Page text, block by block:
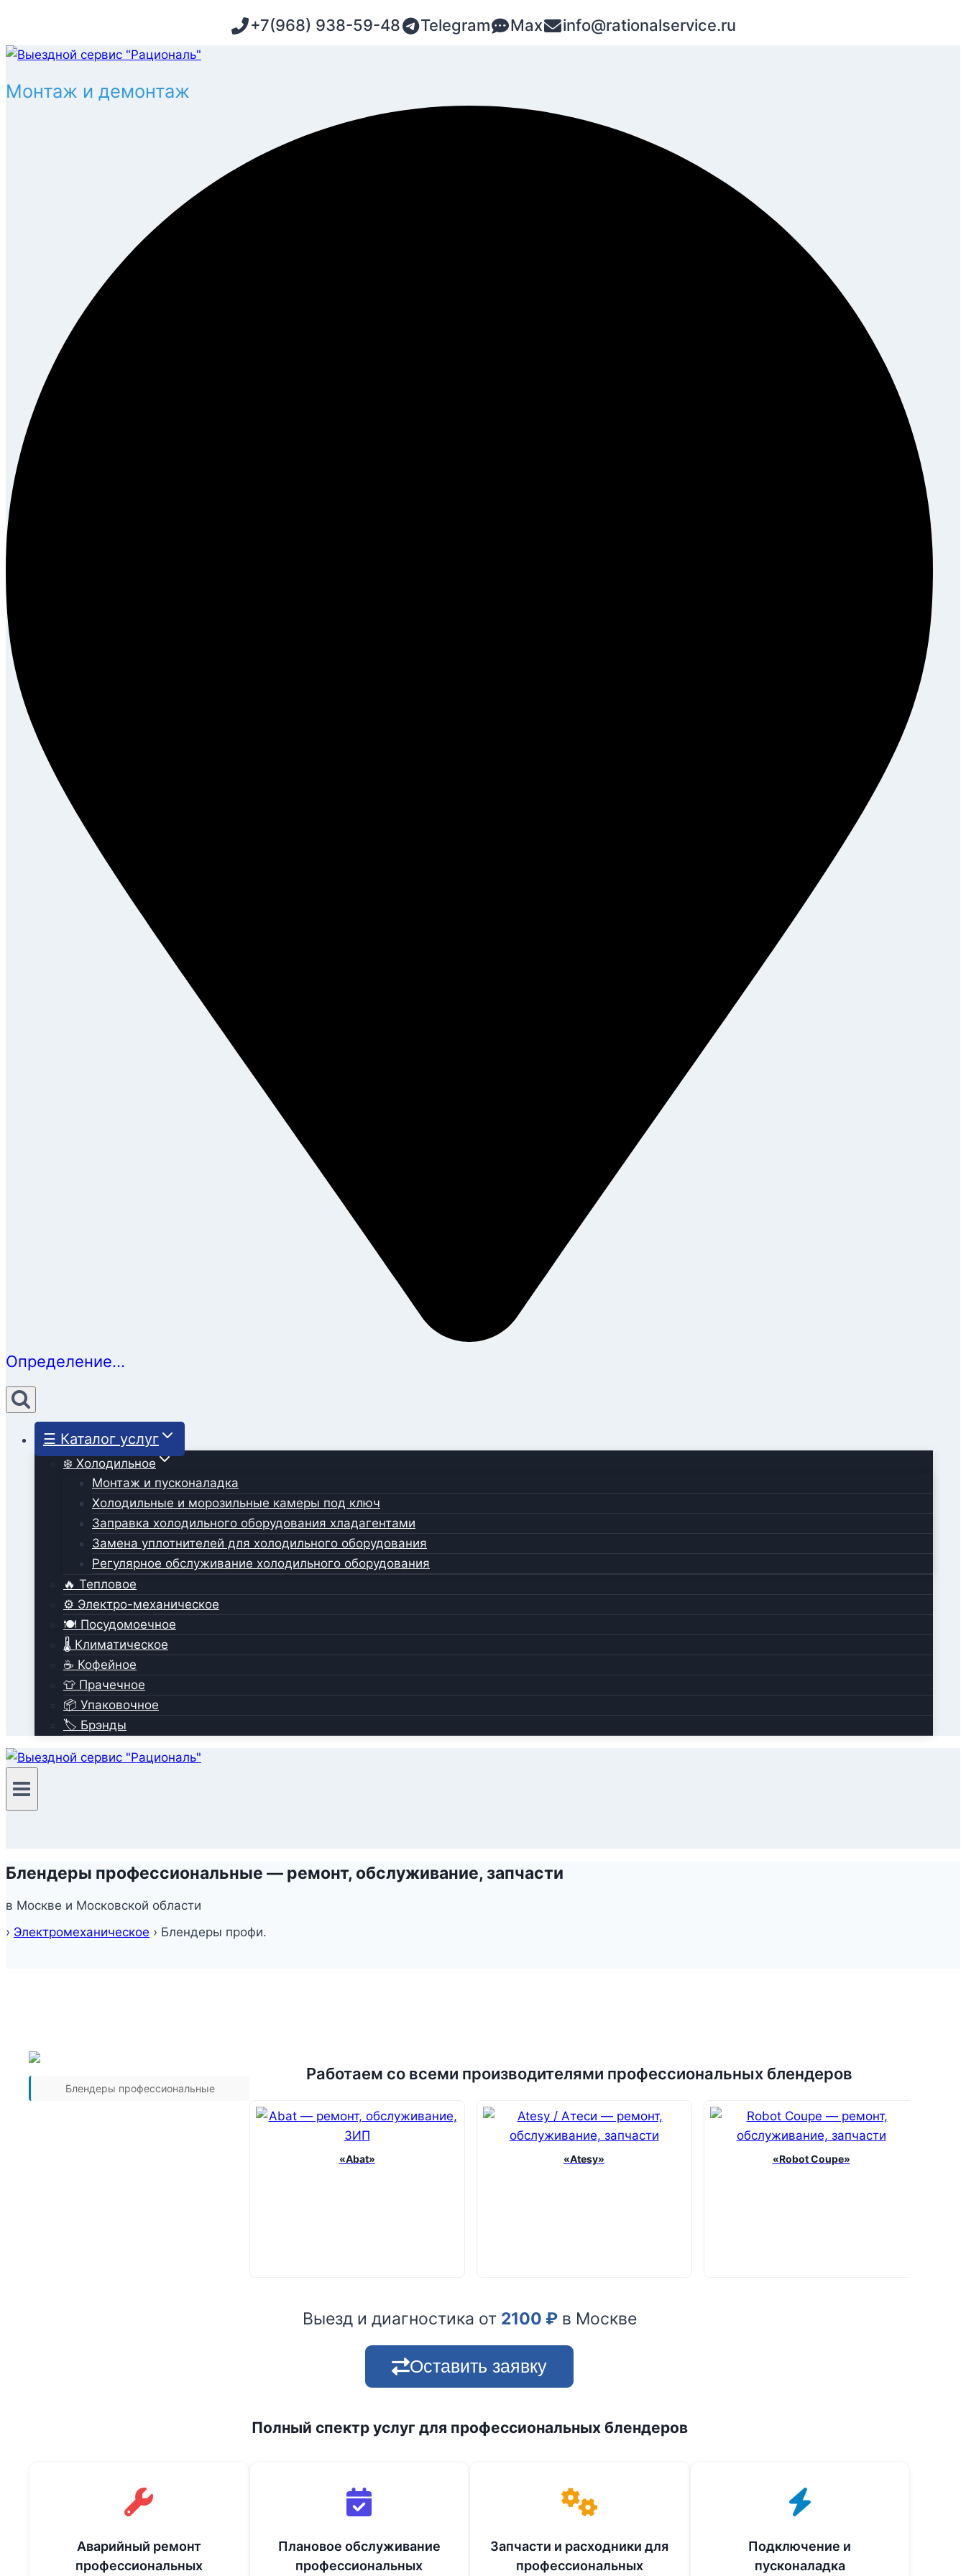
содержимому
+7(968) 938-59-48 Telegram Max info@rationalservice.ru
Монтаж и демонтаж
Определение...
☰ Каталог услуг
❄️ Холодильное
Монтаж и пусконаладка
Холодильные и морозильные камеры под ключ
Заправка холодильного оборудования хладагентами
Замена уплотнителей для холодильного оборудования
Регулярное обслуживание холодильного оборудования
🔥 Тепловое
⚙️ Электро-механическое
🍽️ Посудомоечное
🌡️ Климатическое
☕ Кофейное
👕 Прачечное
📦 Упаковочное
🏷️ Брэнды
Блендеры профессиональные — ремонт, обслуживание, запчасти
в Москве и Московской области
› Электромеханическое › Блендеры профи.
Блендеры профессиональные
Работаем со всеми производителями профессиональных блендеров
«Abat» «Atesy» «Robot Coupe»
Выезд и диагностика от 2100 ₽ в Москве
Оставить заявку
Полный спектр услуг для профессиональных блендеров
Аварийный ремонт
профессиональных
Плановое обслуживание
профессиональных
Запчасти и расходники для
профессиональных
Подключение и
пусконаладка